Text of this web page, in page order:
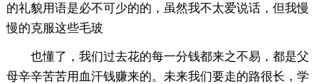
的礼貌用语是必不可少的的，虽然我不太爱说话，但我慢
慢的克服这些毛玻
也懂了，我们过去花的每一分钱都来之不易，都是父
母辛辛苦苦用血汗钱赚来的。未来我们要走的路很长，学